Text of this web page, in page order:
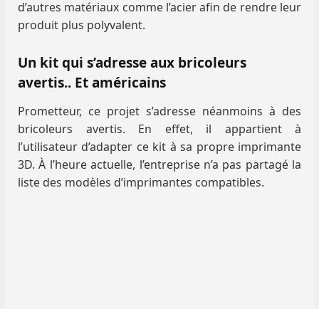
d’autres matériaux comme l’acier afin de rendre leur
produit plus polyvalent.
Un kit qui s’adresse aux bricoleurs
avertis.. Et américains
Prometteur, ce projet s’adresse néanmoins à des
bricoleurs avertis. En effet, il appartient à
l’utilisateur d’adapter ce kit à sa propre imprimante
3D. À l’heure actuelle, l’entreprise n’a pas partagé la
liste des modèles d’imprimantes compatibles.